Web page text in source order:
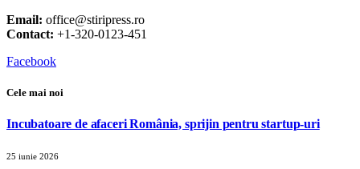
Email: office@stiripress.ro
Contact: +1-320-0123-451
Facebook
Cele mai noi
Incubatoare de afaceri România, sprijin pentru startup-uri
25 iunie 2026